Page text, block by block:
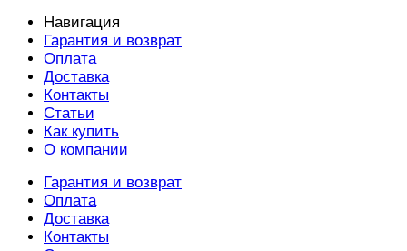
Навигация
Гарантия и возврат
Оплата
Доставка
Контакты
Статьи
Как купить
О компании
Гарантия и возврат
Оплата
Доставка
Контакты